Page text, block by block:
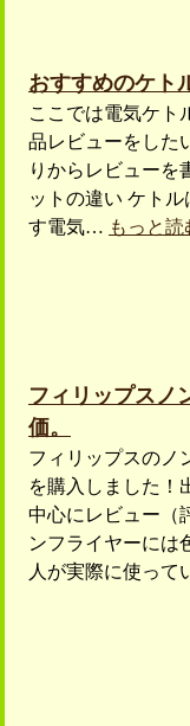
おすすめのケト
ここでは電気ケト
品レビューをした
りからレビュー
ットの違い ケト
す電気… もっと読
フィリップスノ
価。
フィリップスのノ
を購入しました！
中心にレビュー（
ンフライヤーには
人が実際に使って